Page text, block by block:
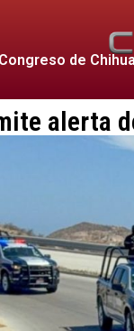
Congreso de
alerta